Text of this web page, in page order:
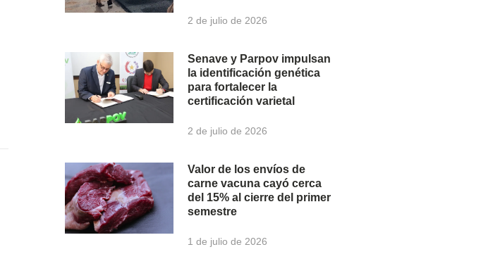
2 de julio de 2026
Senave y Parpov impulsan
la identificación genética
para fortalecer la
certificación varietal
2 de julio de 2026
Valor de los envíos de
carne vacuna cayó cerca
del 15% al cierre del primer
semestre
1 de julio de 2026